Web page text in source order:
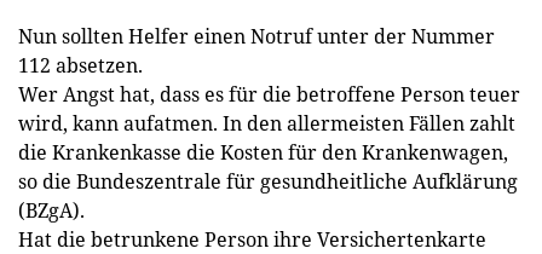
Nun sollten Helfer einen Notruf unter der Nummer
112 absetzen.
Wer Angst hat, dass es für die betroffene Person teuer
wird, kann aufatmen. In den allermeisten Fällen zahlt
die Krankenkasse die Kosten für den Krankenwagen,
so die Bundeszentrale für gesundheitliche Aufklärung
(BZgA).
Hat die betrunkene Person ihre Versichertenkarte